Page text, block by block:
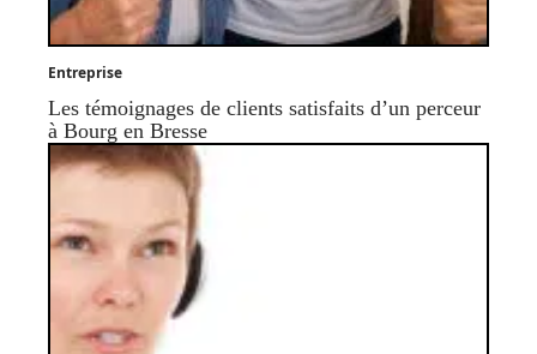
Entreprise
Les témoignages de clients satisfaits d’un perceur
à Bourg en Bresse